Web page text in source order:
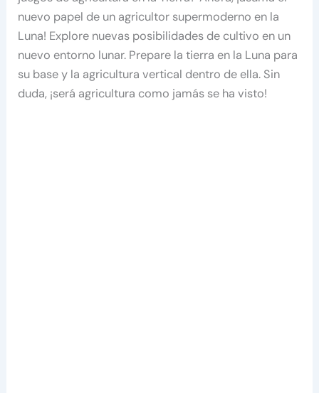
nuevo papel de un agricultor supermoderno en la
Luna! Explore nuevas posibilidades de cultivo en un
nuevo entorno lunar. Prepare la tierra en la Luna para
su base y la agricultura vertical dentro de ella. Sin
duda, ¡será agricultura como jamás se ha visto!